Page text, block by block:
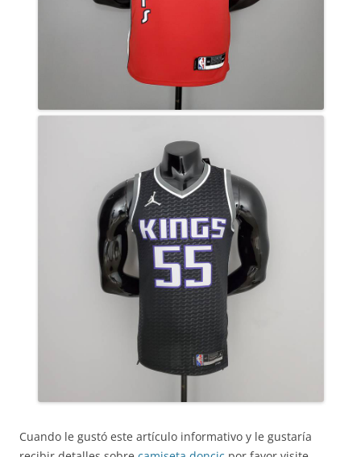
Cuando le gustó este artículo informativo y le gustaría